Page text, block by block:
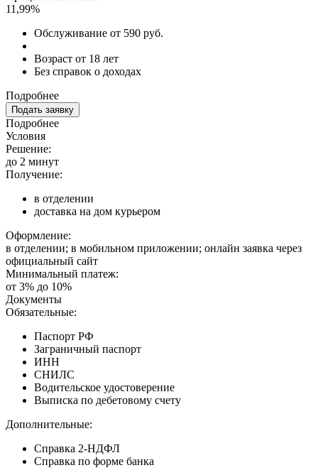
11,99%
Обслуживание от 590 руб.
Возраст от 18 лет
Без справок о доходах
Подробнее
Подать заявку
Подробнее
Условия
Решение:
до 2 минут
Получение:
в отделении
доставка на дом курьером
Оформление:
в отделении; в мобильном приложении; онлайн заявка через
официальный сайт
Минимальный платеж:
от 3% до 10%
Документы
Обязательные:
Паспорт РФ
Заграничный паспорт
ИНН
СНИЛС
Водительское удостоверение
Выписка по дебетовому счету
Дополнительные:
Справка 2-НДФЛ
Справка по форме банка